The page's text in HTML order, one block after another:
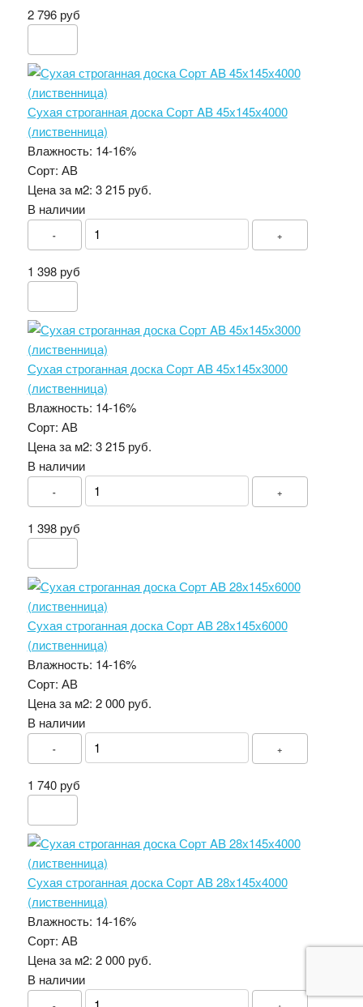
2 796 руб
Сухая строганная доска Сорт AB 45х145х4000
(лиственница)
Влажность: 14-16%
Сорт: АВ
Цена за м2: 3 215 руб.
В наличии
- +
1 398 руб
Сухая строганная доска Сорт AB 45х145х3000
(лиственница)
Влажность: 14-16%
Сорт: АВ
Цена за м2: 3 215 руб.
В наличии
- +
1 398 руб
Сухая строганная доска Сорт AB 28х145х6000
(лиственница)
Влажность: 14-16%
Сорт: АВ
Цена за м2: 2 000 руб.
В наличии
- +
1 740 руб
Сухая строганная доска Сорт AB 28х145х4000
(лиственница)
Влажность: 14-16%
Сорт: АВ
Цена за м2: 2 000 руб.
В наличии